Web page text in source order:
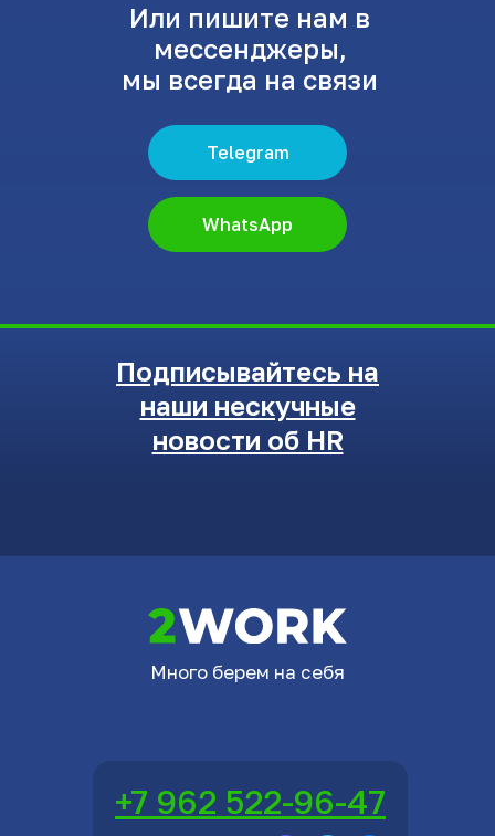
Или пишите нам в
мессенджеры,
мы всегда на связи
Telegram
WhatsApp
Подписывайтесь на
наши нескучные
новости об HR
Много берем на себя
+7 962 522-96-47